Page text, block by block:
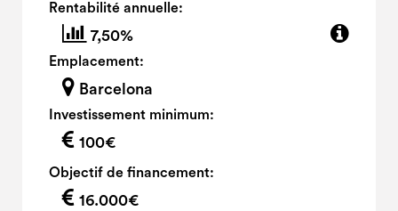
Rentabilité annuelle:
7,50%
Emplacement:
Barcelona
Investissement minimum:
100€
Objectif de financement:
16.000€